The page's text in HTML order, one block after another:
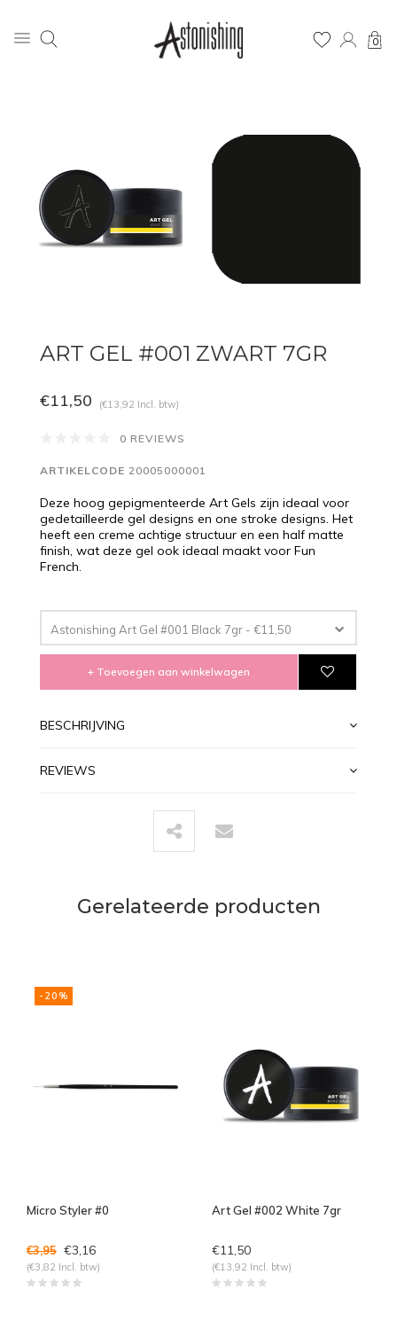
0
ART GEL #001 ZWART 7GR
€11,50 (€13,92 Incl. btw)
0 REVIEWS
ARTIKELCODE 20005000001
Deze hoog gepigmenteerde Art Gels zijn ideaal voor
gedetailleerde gel designs en one stroke designs. Het
heeft een creme achtige structuur en een half matte
finish, wat deze gel ook ideaal maakt voor Fun
French.
Astonishing Art Gel #001 Black 7gr - €11,50
+ Toevoegen aan winkelwagen
BESCHRIJVING
REVIEWS
Gerelateerde producten
-20%
Micro Styler #0
€3,95 €3,16
(€3,82 Incl. btw)
Art Gel #002 White 7gr
€11,50
(€13,92 Incl. btw)